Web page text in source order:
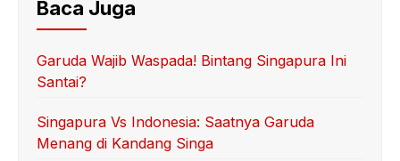
Baca Juga
Garuda Wajib Waspada! Bintang Singapura Ini
Santai?
Singapura Vs Indonesia: Saatnya Garuda
Menang di Kandang Singa